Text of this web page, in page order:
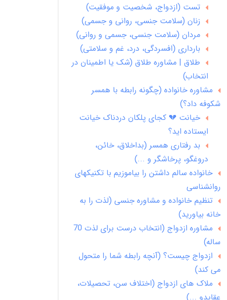
تست (ازدواج، شخصیت و موفقیت)
زنان (سلامت جنسی، روانی و جسمی)
مردان (سلامت جنسی، جسمی و روانی)
بارداری (افسردگی، درد، غم و سلامتی)
طلاق | مشاوره طلاق (شک یا اطمینان در
انتخاب)
مشاوره خانواده (چگونه رابطه با همسر
شکوفه داد؟)
خیانت 💔 کجای پلکان دردناک خیانت
ایستاده اید؟
بد رفتاری همسر (بداخلاق، خائن،
دروغگو، پرخاشگر و ...)
خانواده سالم داشتن را بیاموزیم با تکنیکهای
روانشناسی
تنظیم خانواده و مشاوره جنسی (لذت را به
خانه بیاورید)
مشاوره ازدواج (انتخاب درست برای لذت 70
ساله)
ازدواج چیست؟ (آنچه رابطه شما را متحول
می کند)
ملاک های ازدواج (اختلاف سن، تحصیلات،
عقایدو ...)